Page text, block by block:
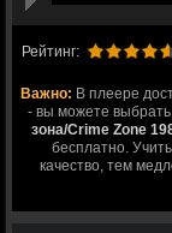
Рейтинг:
Важно: В плеере
- вы можете
зона/Crime Zone
бесплатно.
качество, тем